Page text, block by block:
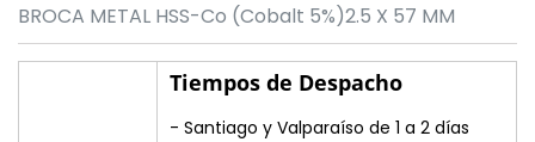
BROCA METAL HSS-Co (Cobalt 5%)2.5 X 57 MM
Tiempos de Despacho
- Santiago y Valparaíso de 1 a 2 días